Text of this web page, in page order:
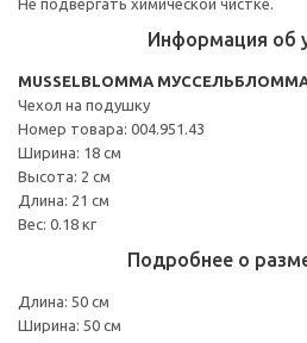
Информация об
MUSSELBLOMMA
Чехол на подушку
Номер товара: 004.951.43
Ширина: 18 см
Высота: 2 см
Длина: 21 см
Вес: 0.18 кг
Подробнее о
Длина: 50 см
Ширина: 50 см